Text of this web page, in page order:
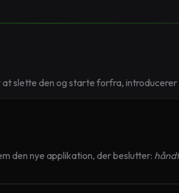
slette den og starte forfra,
den nye applikation, der beslutter: